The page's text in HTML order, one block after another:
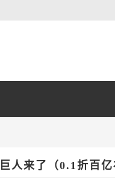
巨人来了（0.1折百